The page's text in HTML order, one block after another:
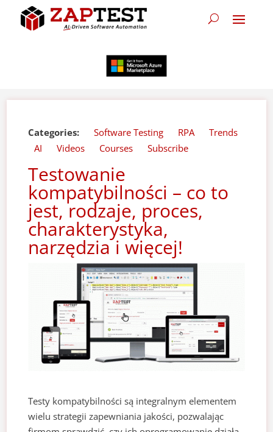
Categories: Software Testing RPA
Trends
AI
Videos Courses Subscribe
Testowanie
kompatybilności – co to
jest, rodzaje, proces,
charakterystyka,
narzędzia i więcej!
Testy kompatybilności są integralnym elementem
wielu strategii zapewniania jakości, pozwalając